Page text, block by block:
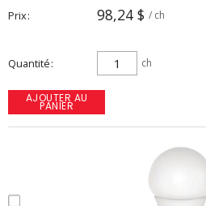
Prix 98,24 $ / ch
Quantité ch
AJOUTER AU
PANIER